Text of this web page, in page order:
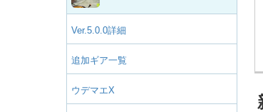
Ver.5.0.0詳細
追加ギア一覧
ウデマエX